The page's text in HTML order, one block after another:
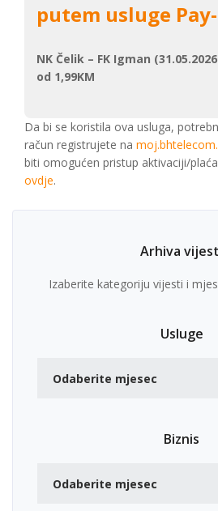
putem usluge
NK Čelik – FK Igman
od 1,99KM
Da bi se koristila ova usluga,
račun registrujete na
biti omogućen pristup aktivaciji/
ovdje.
Arhiva
Izaberite kategoriju vijesti i
Usluge
Biznis